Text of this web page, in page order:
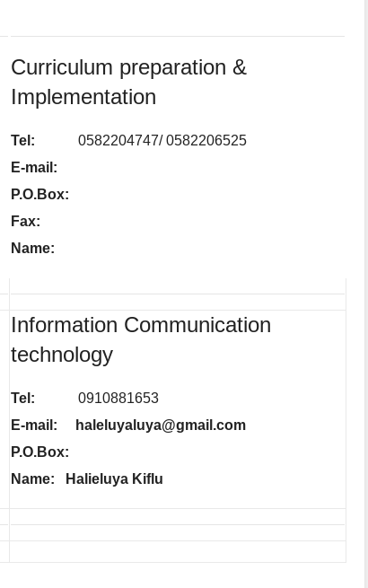
Curriculum preparation &
Implementation
Tel: 0582204747/ 0582206525
E-mail:
P.O.Box:
Fax:
Name:
Information Communication
technology
Tel: 0910881653
E-mail: haleluyaluya@gmail.com
P.O.Box:
Name: Halieluya Kiflu